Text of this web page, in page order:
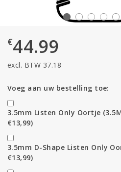
€44.99
excl. BTW 37.18
Voeg aan uw bestelling toe:
3.5mm Listen Only Oortje
€13,99)
3.5mm D-Shape Listen Only
€13,99)